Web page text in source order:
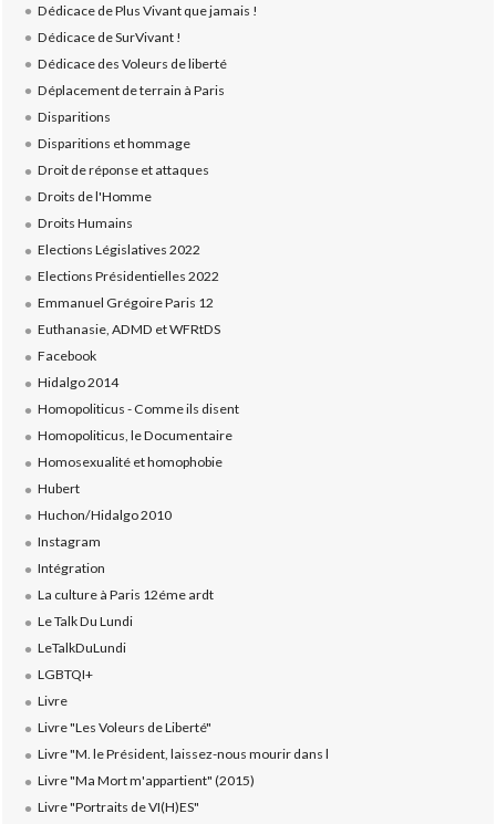
Dédicace de Plus Vivant que jamais !
Dédicace de SurVivant !
Dédicace des Voleurs de liberté
Déplacement de terrain à Paris
Disparitions
Disparitions et hommage
Droit de réponse et attaques
Droits de l'Homme
Droits Humains
Elections Législatives 2022
Elections Présidentielles 2022
Emmanuel Grégoire Paris 12
Euthanasie, ADMD et WFRtDS
Facebook
Hidalgo 2014
Homopoliticus - Comme ils disent
Homopoliticus, le Documentaire
Homosexualité et homophobie
Hubert
Huchon/Hidalgo 2010
Instagram
Intégration
La culture à Paris 12éme ardt
Le Talk Du Lundi
LeTalkDuLundi
LGBTQI+
Livre
Livre "Les Voleurs de Liberté"
Livre "M. le Président, laissez-nous mourir dans l
Livre "Ma Mort m'appartient" (2015)
Livre "Portraits de VI(H)ES"